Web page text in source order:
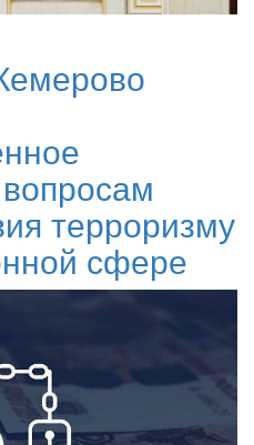
терроризму
сфере